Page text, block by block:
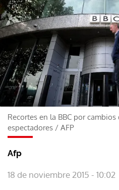
Recortes en la BBC por
espectadores / AFP
Afp
18 de noviembre 2015 - 10:02